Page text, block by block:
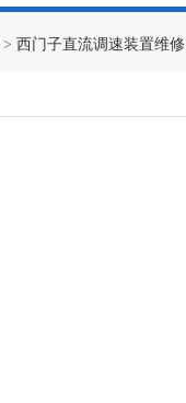
> 西门子直流调速装置维修